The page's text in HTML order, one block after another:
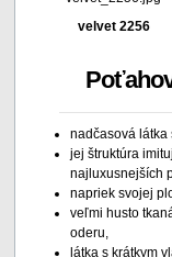
velvet 2256
nadčasová látka
jej štruktúra
najluxusnejších
napriek svojej
veľmi husto
oderu,
látka s krátkym